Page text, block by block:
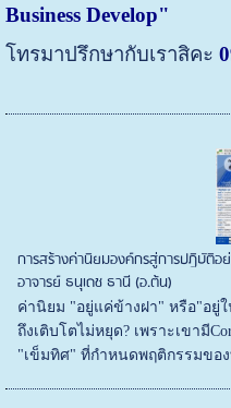
Business Develop"
โทรมาปรึกษากับเราสิคะ
การสร้างค่านิยมองค์กรสู่การปฏิบัติอ
อาจารย์ ธนุเดช ธานี (อ.ต้น)
ค่านิยม "อยู่แค่ข้างฝา" หรือ"อยู่
ถึงเติบโตไม่หยุด? เพราะเขามี
"เข็มทิศ" ที่กำหนดพฤติกรรมของ